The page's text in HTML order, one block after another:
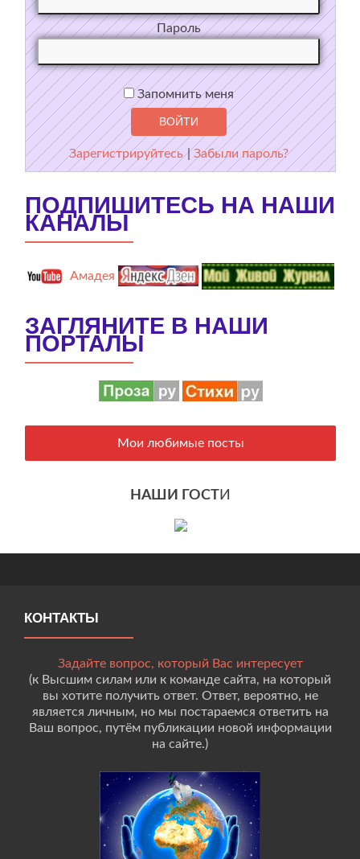
Пароль
Запомнить меня
Зарегистрируйтесь |Забыли пароль?
ПОДПИШИТЕСЬ НА НАШИ
КАНАЛЫ
Амадея
ЗАГЛЯНИТЕ В НАШИ
ПОРТАЛЫ
Мои любимые посты
НАШИ ГОСТИ
КОНТАКТЫ
Задайте вопрос, который Вас интересует
(к Высшим силам или к команде сайта, на который
вы хотите получить ответ. Ответ, вероятно, не
является личным, но мы постараемся ответить на
Ваш вопрос, путём публикации новой информации
на сайте.)